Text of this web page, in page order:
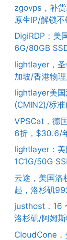
zgovps，补
原生IP/解锁
DigiRDP：美
6G/80GB
lightlayer，
加坡/香港物
lightlayer美
(CMIN2)/标
VPSCat，德
6折，$30.6/
lightlayer：美
1C1G/50G
云途，美国洛
起，洛杉矶
justhost，16
洛杉矶/阿姆
CloudCone，